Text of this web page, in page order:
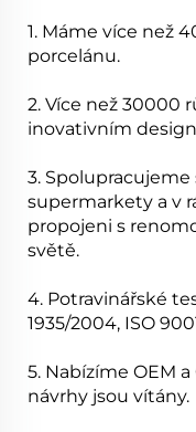
1. Máme více než
porcelánu.
2. Více než 30000
inovativním
3.
supermarkety a v
propojeni s
světě.
4. Potravinářské
1935/2004, ISO
5. Nabízíme OEM
návrhy jsou vítány.